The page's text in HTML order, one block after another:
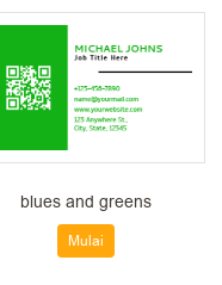
blues and greens
Mulai